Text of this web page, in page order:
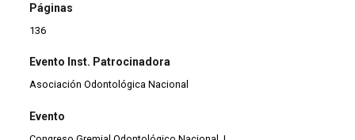
Páginas
136
Evento Inst. Patrocinadora
Asociación Odontológica Nacional
Evento